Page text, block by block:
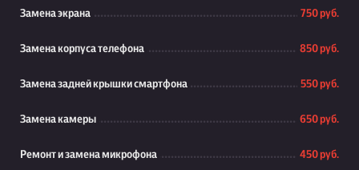
Замена экрана 750 руб.
Замена корпуса телефона 850 руб.
Замена задней крышки смартфона 550 руб.
Замена камеры 650 руб.
Ремонт и замена микрофона 450 руб.